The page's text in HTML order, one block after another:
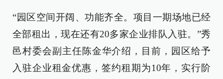
“园区空间开阔、功能齐全。项目一期场地已经
全部租出，现在还有20多家企业排队入驻。”秀
邑村委会副主任陈金华介绍，目前，园区给予
入驻企业租金优惠，签约租期为10年，实行阶